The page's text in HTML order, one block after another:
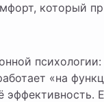
который
«на